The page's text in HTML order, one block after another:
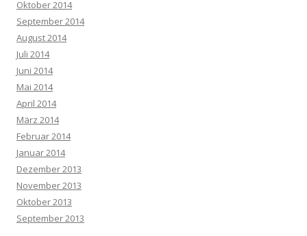
Oktober 2014
September 2014
August 2014
Juli 2014
Juni 2014
Mai 2014
April 2014
März 2014
Februar 2014
Januar 2014
Dezember 2013
November 2013
Oktober 2013
September 2013